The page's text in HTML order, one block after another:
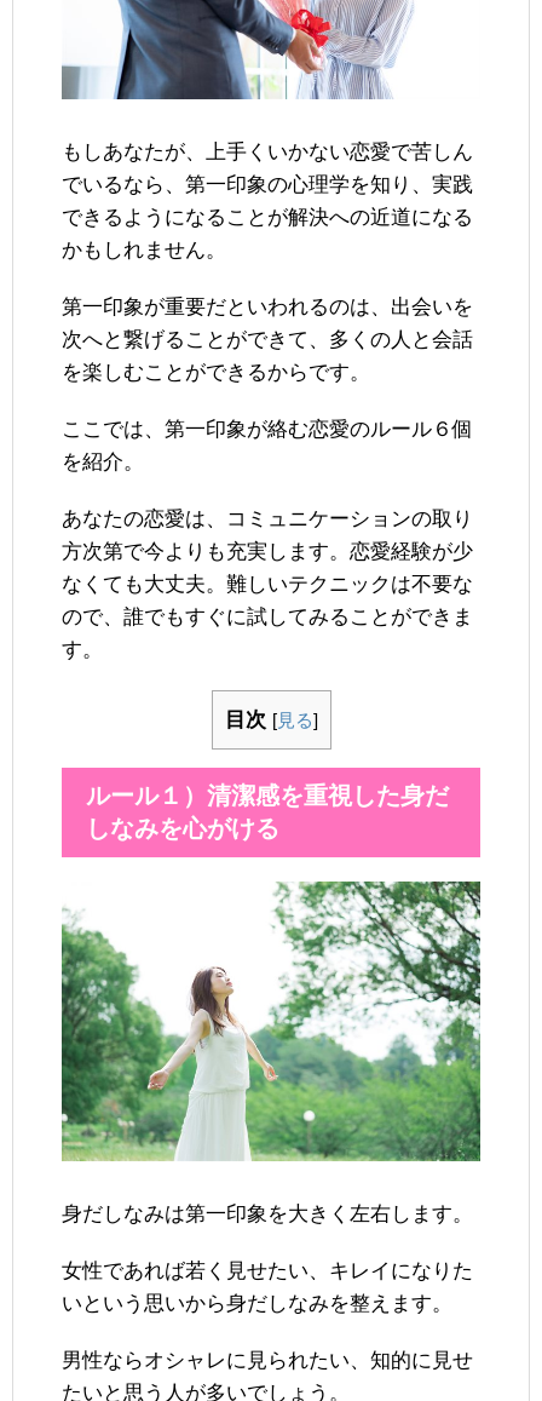
もしあなたが、上手くいかない恋愛で苦しん
でいるなら、第一印象の心理学を知り、実践
できるようになることが解決への近道になる
かもしれません。
第一印象が重要だといわれるのは、出会いを
次へと繋げることができて、多くの人と会話
を楽しむことができるからです。
ここでは、第一印象が絡む恋愛のルール６個
を紹介。
あなたの恋愛は、コミュニケーションの取り
方次第で今よりも充実します。恋愛経験が少
なくても大丈夫。難しいテクニックは不要な
ので、誰でもすぐに試してみることができま
す。
目次 [見る]
ルール１）清潔感を重視した身だ
しなみを心がける
身だしなみは第一印象を大きく左右します。
女性であれば若く見せたい、キレイになりた
いという思いから身だしなみを整えます。
男性ならオシャレに見られたい、知的に見せ
たいと思う人が多いでしょう。